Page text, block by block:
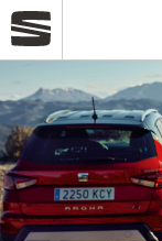
Azienda
Modelli
Offerte